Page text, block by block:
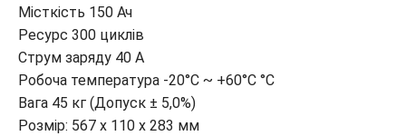
Місткість 150 Ач
Ресурс 300 циклів
Струм заряду 40 А
Робоча температура -20°C ~ +60°C °C
Вага 45 кг (Допуск ± 5,0%)
Розмір: 567 x 110 x 283 мм